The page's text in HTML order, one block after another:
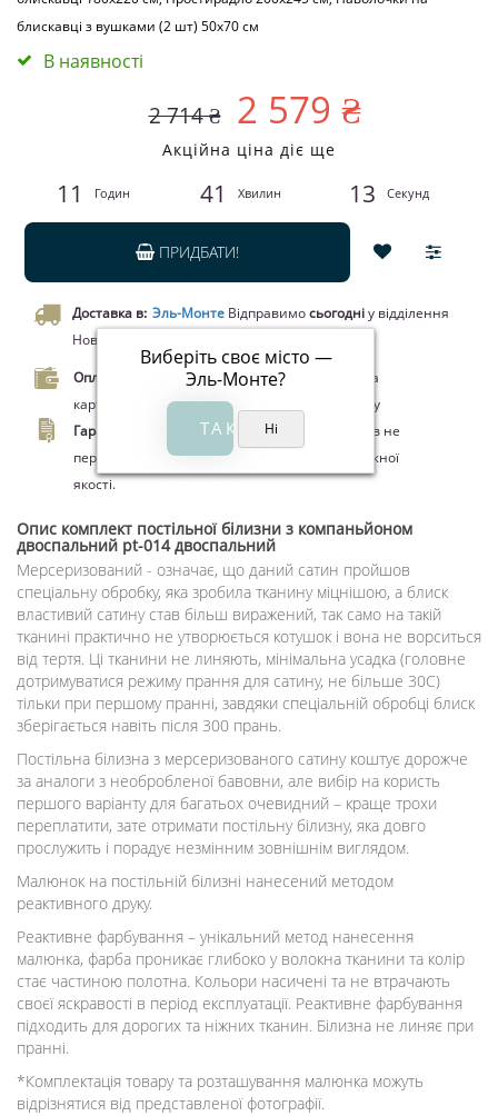
блискавці з вушками (2 шт) 50х70 см
В наявності
2 714 ₴ 2 579 ₴
Акційна ціна діє ще
11 Годин 41 Хвилин 12 Секунд
ПРИДБАТИ!
Доставка в: Эль-Монте
Виберіть своє місто —
Эль-Монте?
Відправимосьогодніу відділення
Нової пошти чи кур’єром.
Оплата.
Оплата при отриманні товару, Оплата
карткою Visa/MasterCard, Google Pay, Apple Pay
Гарантія.
Законом про захист прав споживачів не
передбачено повернення цього товару належної
якості.
Опис комплект постільної білизни з компаньйоном
двоспальний pt-014 двоспальний
Мерсеризований - означає, що даний сатин пройшов
спеціальну обробку, яка зробила тканину міцнішою, а блиск
властивий сатину став більш виражений, так само на такій
тканині практично не утворюється котушок і вона не ворситься
від тертя. Ці тканини не линяють, мінімальна усадка (головне
дотримуватися режиму прання для сатину, не більше 30С)
тільки при першому пранні, завдяки спеціальній обробці блиск
зберігається навіть після 300 прань.
Постільна білизна з мерсеризованого сатину коштує дорожче
за аналоги з необробленої бавовни, але вибір на користь
першого варіанту для багатьох очевидний – краще трохи
переплатити, зате отримати постільну білизну, яка довго
прослужить і порадує незмінним зовнішнім виглядом.
Малюнок на постільній білизні нанесений методом
реактивного друку.
Реактивне фарбування – унікальний метод нанесення
малюнка, фарба проникає глибоко у волокна тканини та колір
стає частиною полотна. Кольори насичені та не втрачають
своєї яскравості в період експлуатації. Реактивне фарбування
підходить для дорогих та ніжних тканин. Білизна не линяє при
пранні.
*Комплектація товару та розташування малюнка можуть
відрізнятися від представленої фотографії.